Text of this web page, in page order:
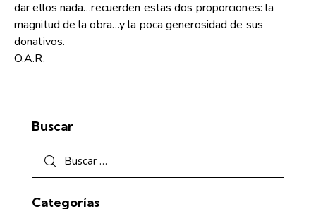
dar ellos nada…recuerden estas dos proporciones: la
magnitud de la obra…y la poca generosidad de sus
donativos.
O.A.R.
Buscar
Categorías